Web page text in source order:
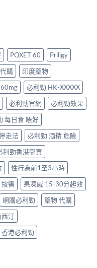
POXET 60
Priligy
購
印度藥物
必利勁 HK-XXXXX
必利勁官網
必利勁效果
每日食 唔好
走法
必利勁 酒精 危險
利勁香港哪買
性行為前1至3小時
需
果凍威 15-30分起效
網購必利勁
藥物 代購
西汀
香港必利勁